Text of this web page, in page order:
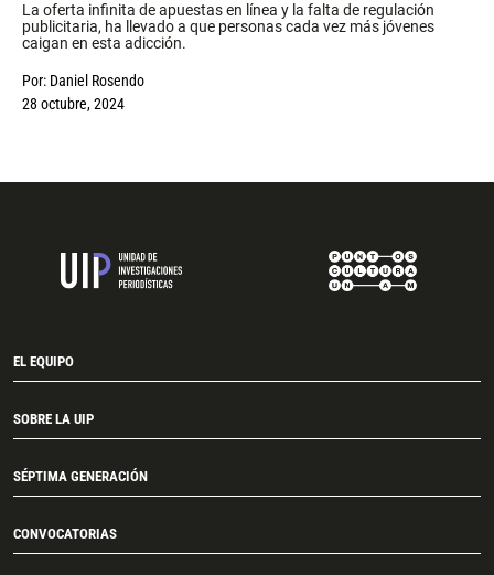
La oferta infinita de apuestas en línea y la falta de regulación
publicitaria, ha llevado a que personas cada vez más jóvenes
caigan en esta adicción.
Por: Daniel Rosendo
28 octubre, 2024
EL EQUIPO
SOBRE LA UIP
SÉPTIMA GENERACIÓN
CONVOCATORIAS